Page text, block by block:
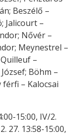
Beszélő –
Jalicourt –
Nővér –
Meynestrel –
–
Böhm –
férfi – Kalocsai
15:00, IV/2.
27. 13:58-15:00,